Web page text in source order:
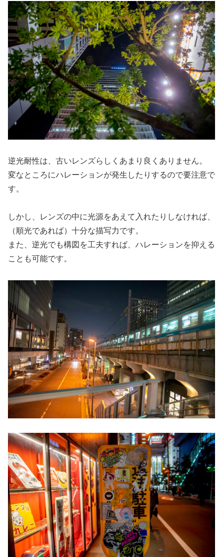
逆光耐性は、古いレンズらしくあまり良くありません。
変なところにハレーションが発生したりするので要注意で
す。
しかし、レンズの中に光源をあえて入れたりしなければ、
（順光であれば）十分な描写力です。
また、逆光でも構図を工夫すれば、ハレーションを抑える
ことも可能です。